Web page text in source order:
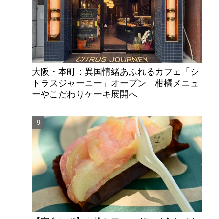
大阪・本町：異国情緒あふれるカフェ「シ
トラスジャーニー」オープン 柑橘メニュ
ーやこだわりケーキ展開へ